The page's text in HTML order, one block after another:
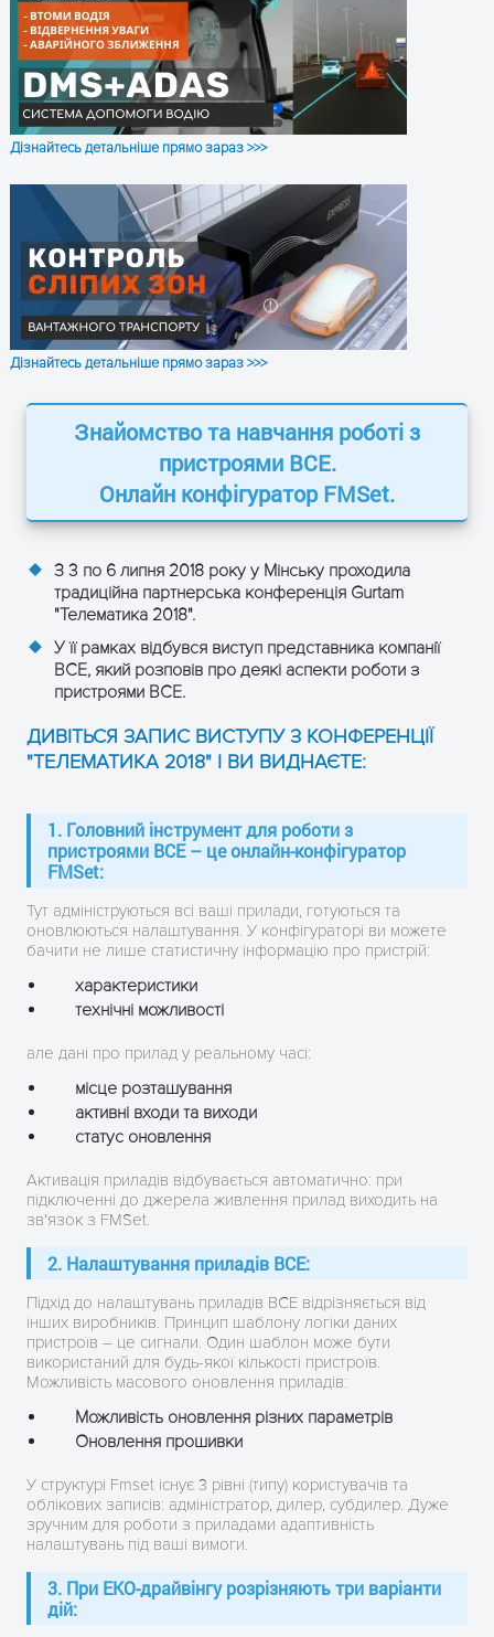
Дізнайтесь детальніше прямо зараз >>>
Дізнайтесь детальніше прямо зараз >>>
Знайомство та навчання роботі з
пристроями ВСE.
Онлайн конфігуратор FMSet.
З 3 по 6 липня 2018 року у Мінську проходила
традиційна партнерська конференція Gurtam
"Телематика 2018".
У її рамках відбувся виступ представника компанії
ВСE, який розповів про деякі аспекти роботи з
пристроями ВСE.
ДИВІТЬСЯ ЗАПИС ВИСТУПУ З КОНФЕРЕНЦІЇ
"ТЕЛЕМАТИКА 2018" І ВИ ВИДНАЄТЕ:
1. Головний інструмент для роботи з
пристроями ВСE – це онлайн-конфігуратор
FMSet:
Тут адмініструються всі ваші прилади, готуються та
оновлюються налаштування. У конфігураторі ви можете
бачити не лише статистичну інформацію про пристрій:
характеристики
технічні можливості
але дані про прилад у реальному часі:
місце розташування
активні входи та виходи
статус оновлення
Активація приладів відбувається автоматично: при
підключенні до джерела живлення прилад виходить на
зв'язок з FMSet.
2. Налаштування приладів ВСE:
Підхід до налаштувань приладів ВСE відрізняється від
інших виробників. Принцип шаблону логіки даних
пристроїв – це сигнали. Один шаблон може бути
використаний для будь-якої кількості пристроїв.
Можливість масового оновлення приладів:
Можливість оновлення різних параметрів
Оновлення прошивки
У структурі Fmset існує 3 рівні (типу) користувачів та
облікових записів: адміністратор, дилер, субдилер. Дуже
зручним для роботи з приладами адаптивність
налаштувань під ваші вимоги.
3. При ЕКО-драйвінгу розрізняють три варіанти
дій: